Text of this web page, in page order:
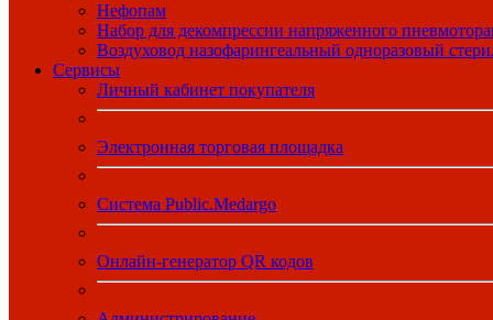
Нефопам
Набор для декомпрессии напряженного
Воздуховод назофарингеальный одноразовый
Сервисы
Личный кабинет покупателя
Электронная торговая площадка
Система Public.Medargo
Онлайн-генератор QR кодов